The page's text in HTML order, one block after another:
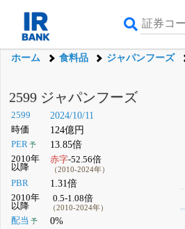
ホーム 食料品 ジャパンフーズ
2599 ジャパンフーズ
2599 2024/10/11
時価 124億円
PER予 13.85倍
2010年
以降
赤字-52.56倍
（2010-2024年）
PBR 1.31倍
2010年
以降
0.5-1.08倍
（2010-2024年）
配当 予 0%